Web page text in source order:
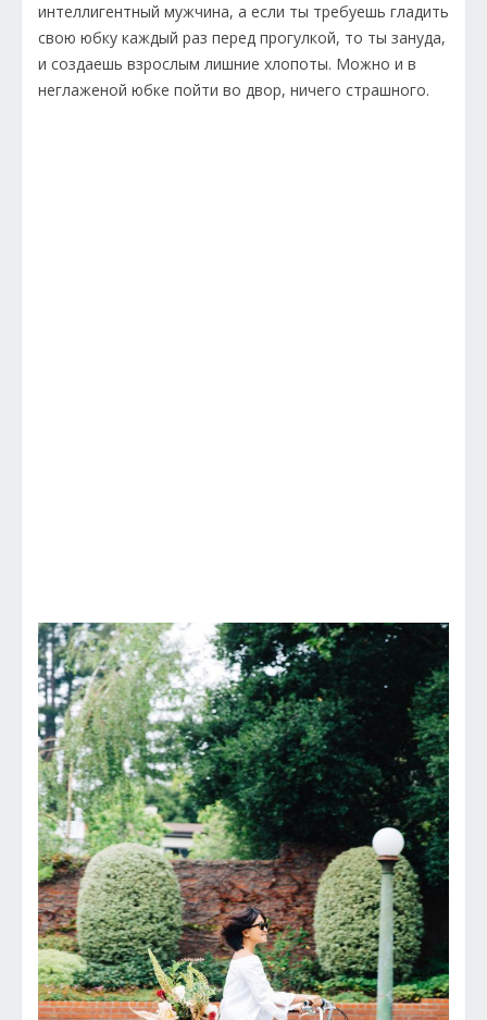
интеллигентный мужчина, а если ты требуешь гладить
свою юбку каждый раз перед прогулкой, то ты зануда,
и создаешь взрослым лишние хлопоты. Можно и в
неглаженой юбке пойти во двор, ничего страшного.